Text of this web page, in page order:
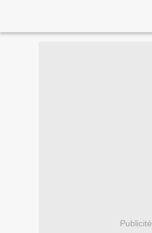
Publicité